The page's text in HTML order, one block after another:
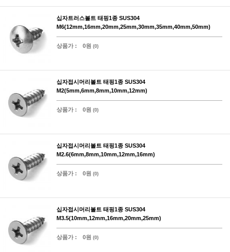
십자트러스볼트 태핑1종 SUS304
M6(12mm,16mm,20mm,25mm,30mm,35mm,40mm,50mm)
상품가 : 0원 (0)
십자접시머리볼트 태핑1종 SUS304
M2(5mm,6mm,8mm,10mm,12mm)
상품가 : 0원 (0)
십자접시머리볼트 태핑1종 SUS304
M2.6(6mm,8mm,10mm,12mm,16mm)
상품가 : 0원 (0)
십자접시머리볼트 태핑1종 SUS304
M3.5(10mm,12mm,16mm,20mm,25mm)
상품가 : 0원 (0)